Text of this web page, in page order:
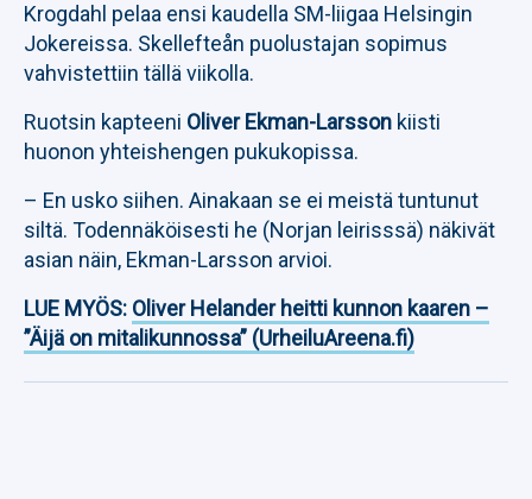
Krogdahl pelaa ensi kaudella SM-liigaa Helsingin
Jokereissa. Skellefteån puolustajan sopimus
vahvistettiin tällä viikolla.
Ruotsin kapteeni Oliver Ekman-Larsson kiisti
huonon yhteishengen pukukopissa.
– En usko siihen. Ainakaan se ei meistä tuntunut
siltä. Todennäköisesti he (Norjan leirisssä) näkivät
asian näin, Ekman-Larsson arvioi.
LUE MYÖS: Oliver Helander heitti kunnon kaaren –
”Äijä on mitalikunnossa” (UrheiluAreena.fi)